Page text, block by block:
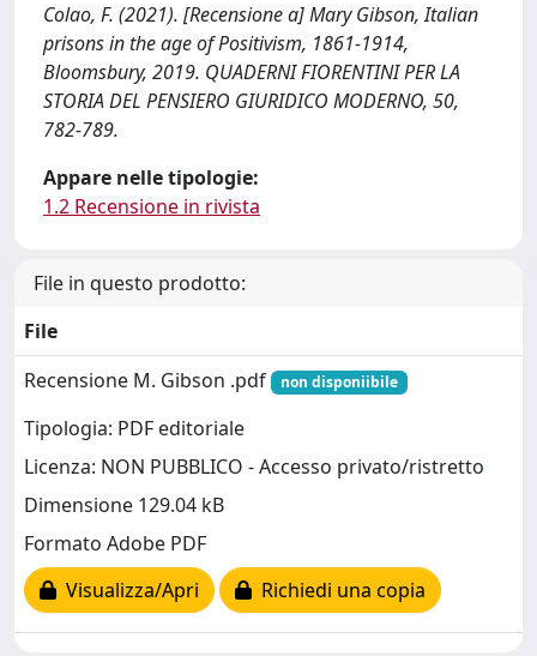
Colao, F. (2021). [Recensione a] Mary Gibson, Italian
prisons in the age of Positivism, 1861-1914,
Bloomsbury, 2019. QUADERNI FIORENTINI PER LA
STORIA DEL PENSIERO GIURIDICO MODERNO, 50,
782-789.
Appare nelle tipologie:
1.2 Recensione in rivista
File in questo prodotto:
File
Recensione M. Gibson .pdf
non disponiibile
Tipologia: PDF editoriale
Licenza: NON PUBBLICO - Accesso privato/ristretto
Dimensione 129.04 kB
Formato Adobe PDF
Visualizza/Apri
Richiedi una copia